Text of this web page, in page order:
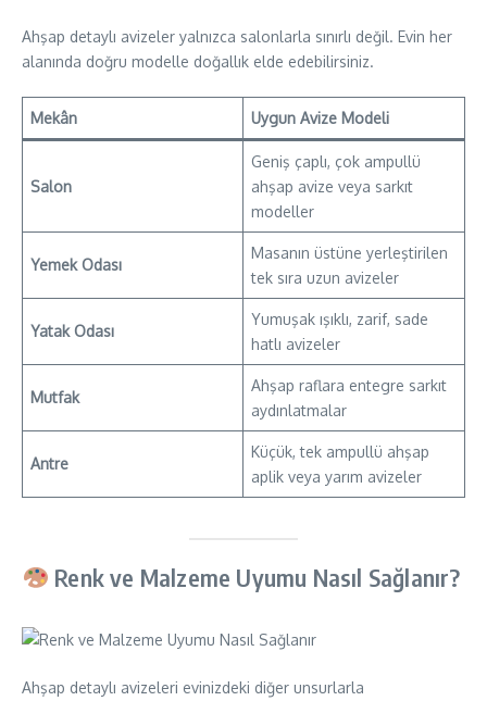
Ahşap detaylı avizeler yalnızca salonlarla sınırlı değil. Evin her
alanında doğru modelle doğallık elde edebilirsiniz.
Mekân Uygun Avize Modeli
Salon
Geniş çaplı, çok ampullü
ahşap avize veya sarkıt
modeller
Yemek Odası
Masanın üstüne yerleştirilen
tek sıra uzun avizeler
Yatak Odası
Yumuşak ışıklı, zarif, sade
hatlı avizeler
Mutfak
Ahşap raflara entegre sarkıt
aydınlatmalar
Antre
Küçük, tek ampullü ahşap
aplik veya yarım avizeler
Renk ve Malzeme Uyumu Nasıl Sağlanır?
Ahşap detaylı avizeleri evinizdeki diğer unsurlarla